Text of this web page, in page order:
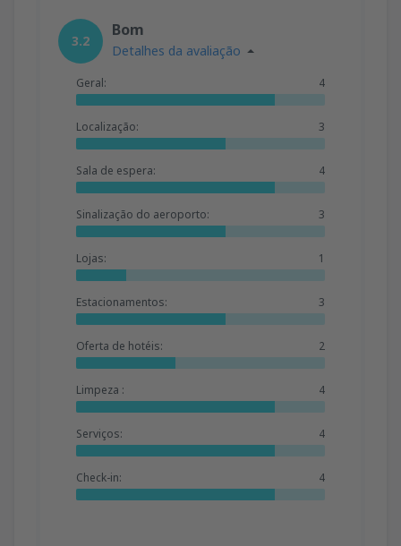
3.2
Bom
Detalhes da avaliação
Geral: 4
Localização: 3
Sala de espera: 4
Sinalização do aeroporto: 3
Lojas: 1
Estacionamentos: 3
Oferta de hotéis: 2
Limpeza : 4
Serviços: 4
Check-in: 4